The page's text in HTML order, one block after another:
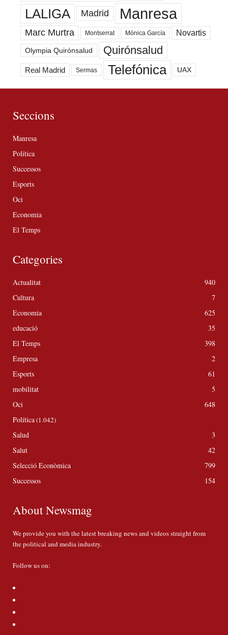
LALIGA Madrid Manresa
Marc Murtra Montserrat Mónica García Novartis
Olympia Quirónsalud Quirónsalud
Real Madrid Sermas Telefónica UAX
Seccions
Manresa
Política
Successos
Esports
Oci
Economia
El Temps
Categories
Actualitat
940
Cultura
7
Economia
625
educació
35
El Temps
398
Empresa
2
Esports
61
mobilitat
5
Oci
648
Política(1.042)
Salud
3
Salut
42
Selecció Econòmica
799
Successos
154
About Newsmag
We provide you with the latest breaking news and videos straight from
the political and media industry.
Follow us on: